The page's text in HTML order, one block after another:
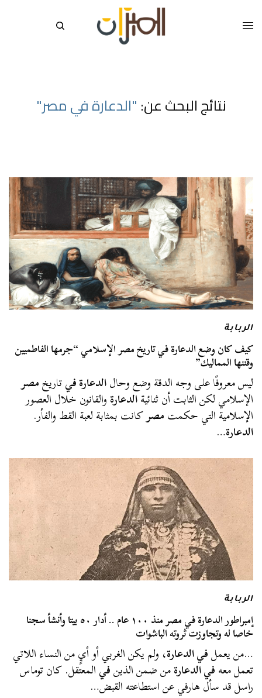
نتائج البحث عن: "الدعارة في مصر"
الربابة
كيف كان وضع الدعارة في تاريخ مصر الإسلامي “جرمها الفاطميين
وقننها المماليك”
ليس معروفًا على وجه الدقة وضع وحالالدعارة فيتاريخمصر
الإسلامي لكن الثابت أن ثنائيةالدعارةوالقانون خلال العصور
الإسلامية التي حكمتمصركانت بمثابة لعبة القط والفأر.
الدعارة…
الربابة
إمبراطور الدعارة في مصر منذ ١٠٠ عام .. أدار ٥٠ بيتا وأنشأ سجنا
خاصا له وتجاوزت ثروته الباشوات
…من يعملفي الدعارة، ولم يكن الغربي أو أيٍ من النساء اللاتي
تعمل معهفي الدعارةمن ضمن الذينفيالمعتقل. كان توماس
راسل قد سأل هارفي عن استطاعته القبض…